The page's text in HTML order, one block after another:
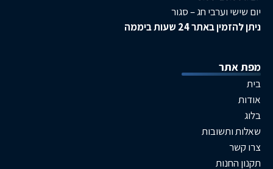
וערבי חג – סגור
24 שעות ביממה